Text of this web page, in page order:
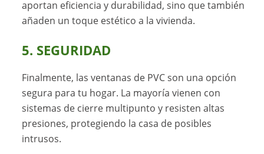
aportan eficiencia y durabilidad, sino que también
añaden un toque estético a la vivienda.
5. SEGURIDAD
Finalmente, las ventanas de PVC son una opción
segura para tu hogar. La mayoría vienen con
sistemas de cierre multipunto y resisten altas
presiones, protegiendo la casa de posibles
intrusos.